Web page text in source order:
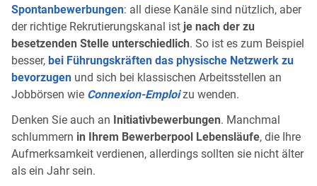
Spontanbewerbungen: all diese Kanäle sind nützlich, aber
der richtige Rekrutierungskanal ist je nach der zu
besetzenden Stelle unterschiedlich. So ist es zum Beispiel
besser, bei Führungskräften das physische Netzwerk zu
bevorzugen und sich bei klassischen Arbeitsstellen an
Jobbörsen wie Connexion-Emploizu wenden.
Denken Sie auch an Initiativbewerbungen. Manchmal
schlummern in Ihrem Bewerberpool Lebensläufe, die Ihre
Aufmerksamkeit verdienen, allerdings sollten sie nicht älter
als ein Jahr sein.